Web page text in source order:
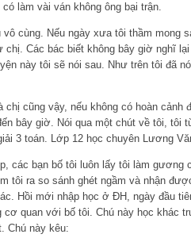
làm vài ván không ông bại trận.
vô cùng. Nếu ngày xưa tôi thầm
chị. Các bác biết không bây giờ nghĩ
này tôi sẽ nói sau. Như trên tôi đã
chị cũng vậy, nếu không có hoàn
bây giờ. Nói qua một chút về tôi, tôi
3 toán. Lớp 12 học chuyên Lương
các bạn bố tôi luôn lấy tôi làm
tôi ra so sánh ghét ngầm và nhận
Hồi mới nhập học ở ĐH, ngày đầu
cơ quan với bố tôi. Chú này học
Chú này kêu: